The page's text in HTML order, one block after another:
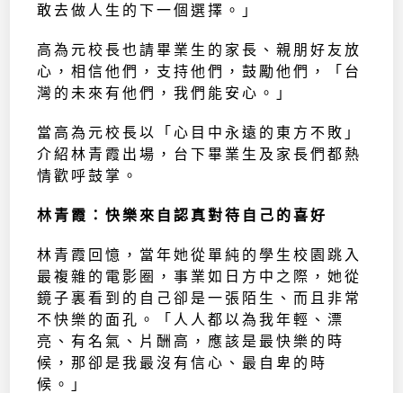
敢去做人生的下一個選擇。」
高為元校長也請畢業生的家長、親朋好友放
心，相信他們，支持他們，鼓勵他們，「台
灣的未來有他們，我們能安心。」
當高為元校長以「心目中永遠的東方不敗」
介紹林青霞出場，台下畢業生及家長們都熱
情歡呼鼓掌。
林青霞：快樂來自認真對待自己的喜好
林青霞回憶，當年她從單純的學生校園跳入
最複雜的電影圈，事業如日方中之際，她從
鏡子裏看到的自己卻是一張陌生、而且非常
不快樂的面孔。「人人都以為我年輕、漂
亮、有名氣、片酬高，應該是最快樂的時
候，那卻是我最沒有信心、最自卑的時
候。」